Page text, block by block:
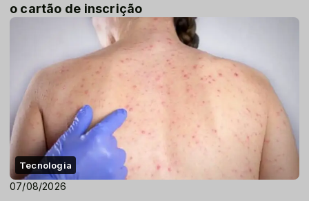
o cartão de inscrição
Tecnologia
07/08/2026